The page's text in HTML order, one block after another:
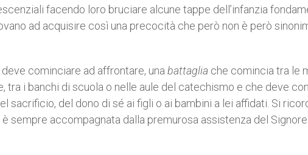
facendo loro bruciare alcune tappe dell’infanzia
ad acquisire così una precocità che però non è però
cominciare ad affrontare, una battaglia che comincia tra le
tra i banchi di scuola o nelle aule del catechismo e che deve
sacrificio, del dono di sé ai figli o ai bambini a lei affidati. Si
sempre accompagnata dalla premurosa assistenza del